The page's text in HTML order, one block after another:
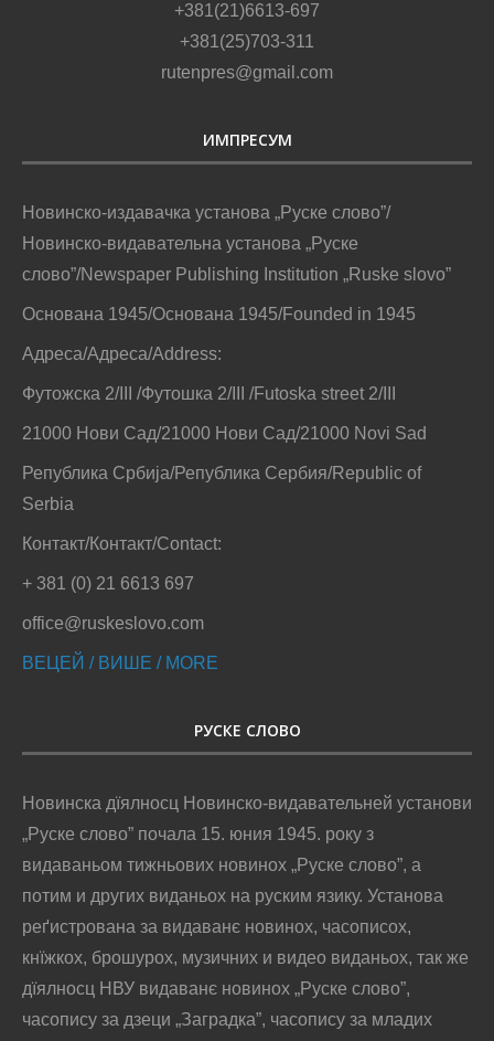
+381(21)6613-697
+381(25)703-311
rutenpres@gmail.com
ИМПРЕСУМ
Новинско-издавачка установа „Руске слово”/
Новинско-видавательна установа „Руске
слово”/Newspaper Publishing Institution „Ruske slovo”
Основана 1945/Основана 1945/Founded in 1945
Адреса/Адреса/Address:
Футожска 2/III /Футошка 2/III /Futoska street 2/III
21000 Нови Сад/21000 Нови Сад/21000 Novi Sad
Република Србија/Република Сербия/Republic of
Serbia
Контакт/Контакт/Contact:
+ 381 (0) 21 6613 697
office@ruskeslovo.com
ВЕЦЕЙ / ВИШЕ / MORE
РУСКЕ СЛОВО
Новинска дїялносц Новинско-видавательней установи
„Руске слово” почала 15. юния 1945. року з
видаваньом тижньових новинох „Руске слово”, а
потим и других виданьох на руским язику. Установа
реґистрована за видаванє новинох, часописох,
кнїжкох, брошурох, музичних и видео виданьох, так же
дїялносц НВУ видаванє новинох „Руске слово”,
часопису за дзеци „Заградка”, часопису за младих